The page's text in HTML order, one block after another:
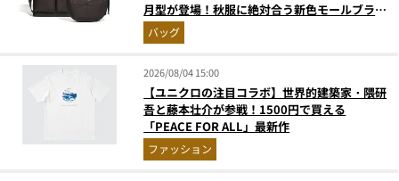
月型が登場！秋服に絶対合う新色モールブラウ
ンが傑作
バッグ
2026/08/04 15:00
【ユニクロの注目コラボ】世界的建築家・隈研
吾と藤本壮介が参戦！1500円で買える
「PEACE FOR ALL」最新作
ファッション